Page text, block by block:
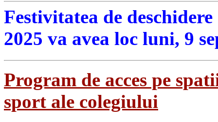
Festivitatea de
2025 va avea loc luni, 9
Program de acces pe
sport ale colegiului